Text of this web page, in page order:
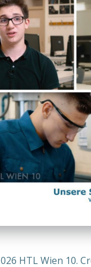
HTL Wien 10.